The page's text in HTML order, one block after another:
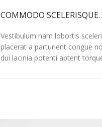
COMMODO SCELERISQUE.
Vestibulum nam lobortis
placerat a parturient congue
dui lacinia potenti aptent